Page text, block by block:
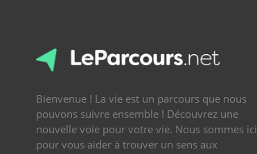
Bienvenue ! La vie est un parcours que nous
pouvons suivre ensemble ! Découvrez une
nouvelle voie pour votre vie. Nous sommes ici
pour vous aider à trouver un sens aux